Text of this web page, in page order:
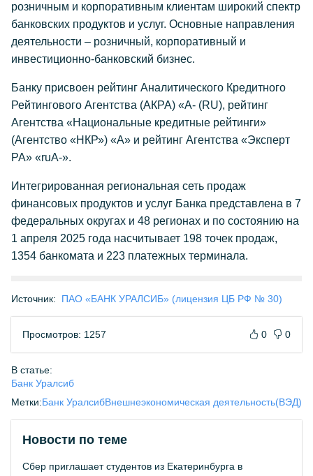
розничным и корпоративным клиентам широкий спектр
банковских продуктов и услуг. Основные направления
деятельности – розничный, корпоративный и
инвестиционно-банковский бизнес.
Банку присвоен рейтинг Аналитического Кредитного
Рейтингового Агентства (АКРА) «А- (RU), рейтинг
Агентства «Национальные кредитные рейтинги»
(Агентство «НКР») «А» и рейтинг Агентства «Эксперт
РА» «ruА-».
Интегрированная региональная сеть продаж
финансовых продуктов и услуг Банка представлена в 7
федеральных округах и 48 регионах и по состоянию на
1 апреля 2025 года насчитывает 198 точек продаж,
1354 банкомата и 223 платежных терминала.
Источник: ПАО «БАНК УРАЛСИБ» (лицензия ЦБ РФ № 30)
Просмотров: 1257 0 0
В статье:
Банк Уралсиб
Метки:Банк УралсибВнешнеэкономическая деятельность(ВЭД)
Новости по теме
Сбер приглашает студентов из Екатеринбурга в